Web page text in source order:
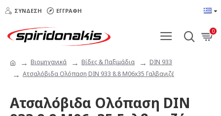
ΣΎΝΔΕΣΗ ΕΓΓΡΑΦΉ
0
Βιομηχανικά Βίδες & Παξιμάδια
DIN 933
Ατσαλόβιδα Ολόπαση DIN 933 8.8 Μ06x35 Γαλβανιζέ
Ατσαλόβιδα Ολόπαση DIN